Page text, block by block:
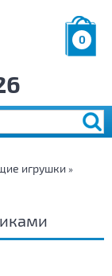
0
р.
игрушки »